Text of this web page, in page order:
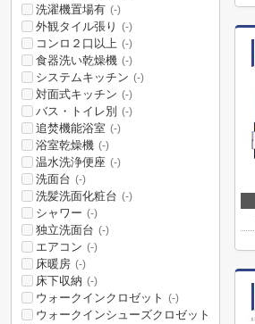
洗濯機置場有 (-)
外観タイル張り (-)
コンロ２口以上 (-)
食器洗い乾燥機 (-)
システムキッチン (-)
対面式キッチン (-)
バス・トイレ別 (-)
追焚機能浴室 (-)
浴室乾燥機 (-)
温水洗浄便座 (-)
洗面台 (-)
洗髪洗面化粧台 (-)
シャワー (-)
独立洗面台 (-)
エアコン (-)
床暖房 (-)
床下収納 (-)
ウォークインクロゼット (-)
ウォークインシューズクロゼット